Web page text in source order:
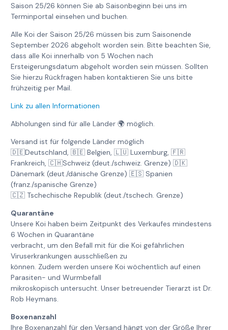
Saison 25/26 können Sie ab Saisonbeginn bei uns im
Terminportal einsehen und buchen.
Alle Koi der Saison 25/26 müssen bis zum Saisonende
September 2026 abgeholt worden sein. Bitte beachten Sie,
dass alle Koi innerhalb von 5 Wochen nach
Ersteigerungsdatum abgeholt worden sein müssen. Sollten
Sie hierzu Rückfragen haben kontaktieren Sie uns bitte
frühzeitig per Mail.
Link zu allen Informationen
Abholungen sind für alle Länder 🌍 möglich.
Versand ist für folgende Länder möglich
🇩🇪Deutschland, 🇧🇪 Belgien, 🇱🇺 Luxemburg, 🇫🇷
Frankreich, 🇨🇭Schweiz (deut./schweiz. Grenze) 🇩🇰
Dänemark (deut./dänische Grenze) 🇪🇸 Spanien
(franz./spanische Grenze)
🇨🇿 Tschechische Republik (deut./tschech. Grenze)
Quarantäne
Unsere Koi haben beim Zeitpunkt des Verkaufes mindestens
6 Wochen in Quarantäne
verbracht, um den Befall mit für die Koi gefährlichen
Viruserkrankungen ausschließen zu
können. Zudem werden unsere Koi wöchentlich auf einen
Parasiten- und Wurmbefall
mikroskopisch untersucht. Unser betreuender Tierarzt ist Dr.
Rob Heymans.
Boxenanzahl
Ihre Boxenanzahl für den Versand hängt von der Größe Ihrer